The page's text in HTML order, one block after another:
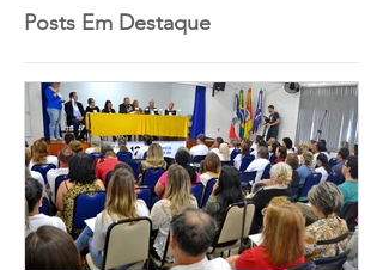
Posts Em Destaque